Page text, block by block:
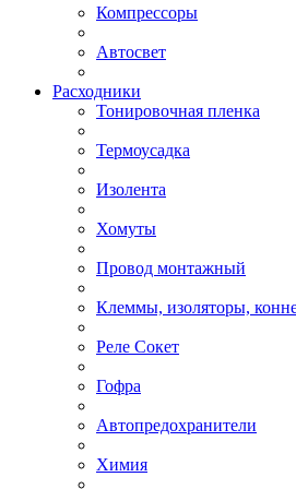
Компрессоры
Автосвет
Расходники
Тонировочная пленка
Термоусадка
Изолента
Хомуты
Провод монтажный
Клеммы, изоляторы,
Реле Сокет
Гофра
Автопредохранители
Химия